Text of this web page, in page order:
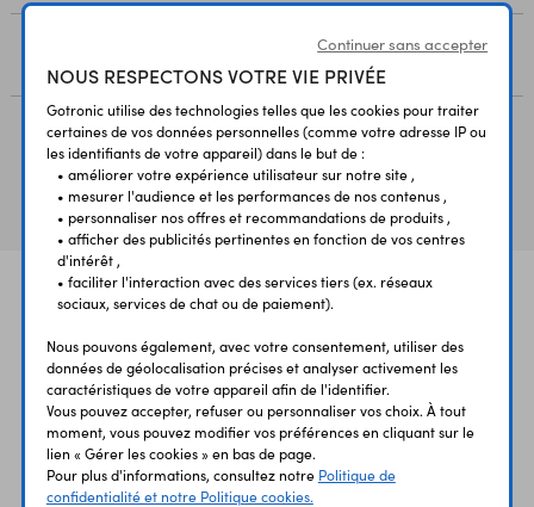
Vous avez déja consulté
UNE QUESTION?
UN CONSEIL?
PAIEMENT
SÉCURISÉ
LIVRAISON
RAPIDE
Continuer sans accepter
NOUS RESPECTONS VOTRE VIE PRIVÉE
Gotronic utilise des technologies telles que les cookies pour traiter
certaines de vos données personnelles (comme votre adresse IP ou
les identifiants de votre appareil) dans le but de :
• améliorer votre expérience utilisateur sur notre site ,
• mesurer l'audience et les performances de nos contenus ,
• personnaliser nos offres et recommandations de produits ,
• afficher des publicités pertinentes en fonction de vos centres
d'intérêt ,
• faciliter l'interaction avec des services tiers (ex. réseaux
sociaux, services de chat ou de paiement).
Nous pouvons également, avec votre consentement, utiliser des
données de géolocalisation précises et analyser activement les
caractéristiques de votre appareil afin de l'identifier.
Vous pouvez accepter, refuser ou personnaliser vos choix. À tout
moment, vous pouvez modifier vos préférences en cliquant sur le
lien « Gérer les cookies » en bas de page.
Pour plus d'informations, consultez notre Politique de
confidentialité et notre Politique cookies.